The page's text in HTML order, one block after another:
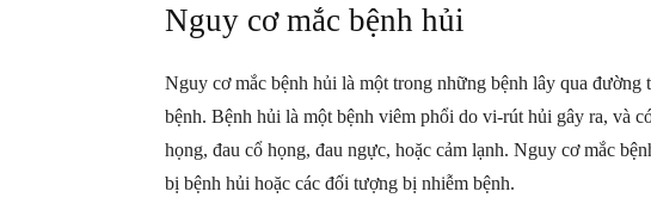
Nguy cơ mắc bệnh hủi
Nguy cơ mắc bệnh hủi là một trong những bệnh lây qua
bệnh. Bệnh hủi là một bệnh viêm phổi do vi-rút hủi gây ra, và
họng, đau cổ họng, đau ngực, hoặc cảm lạnh. Nguy cơ mắc
bị bệnh hủi hoặc các đối tượng bị nhiễm bệnh.